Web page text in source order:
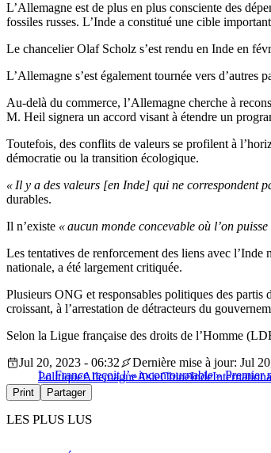
L’Allemagne est de plus en plus consciente des
fossiles russes. L’Inde a constitué une cible
Le chancelier Olaf Scholz s’est rendu en Inde en
L’Allemagne s’est également tournée vers
Au-delà du commerce, l’Allemagne cherche à
M. Heil signera un accord visant à étendre un
Toutefois, des conflits de valeurs se profilent à
démocratie ou la transition écologique.
« Il y a des valeurs [en Inde] qui ne correspondent
durables.
Il n’existe « aucun monde concevable où l’on
Les tentatives de renforcement des liens avec l’Inde
nationale, a été largement critiquée.
Plusieurs ONG et responsables politiques des partis
croissant, à l’arrestation de détracteurs du
Selon la Ligue française des droits de l’Homme
La France reçoit l’« incontournable »
Jul 20, 2023 - 06:32
Dernière mise à jour: Jul
PolitiqueAllemagneAsieChineInde
Print Partager
LES PLUS LUS